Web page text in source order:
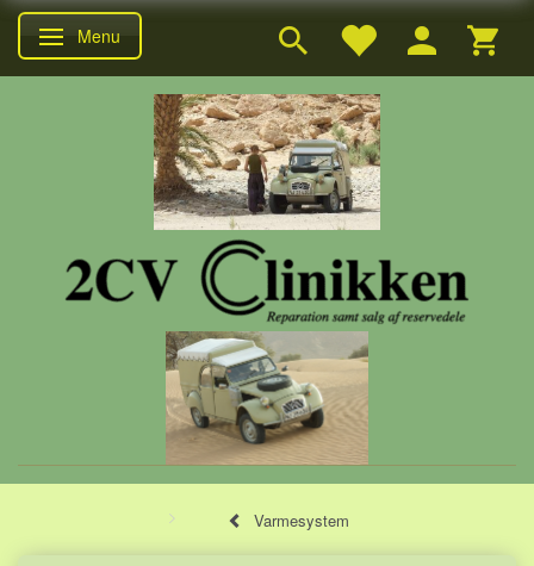
Skifte navigation
Menu
Varmesystem